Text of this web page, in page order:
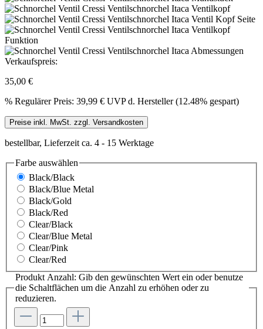
Verkaufspreis:
35,00 €
% Regulärer Preis: 39,99 € UVP d. Hersteller (12.48% gespart)
Preise inkl. MwSt. zzgl. Versandkosten
bestellbar, Lieferzeit ca. 4 - 15 Werktage
Farbe auswählen
Black/Black
Black/Blue Metal
Black/Gold
Black/Red
Clear/Black
Clear/Blue Metal
Clear/Pink
Clear/Red
Produkt Anzahl: Gib den gewünschten Wert ein oder benutze
die Schaltflächen um die Anzahl zu erhöhen oder zu
reduzieren.